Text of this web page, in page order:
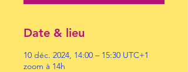
Date & lieu
10 déc. 2024, 14:00 – 15:30 UTC+1
zoom à 14h